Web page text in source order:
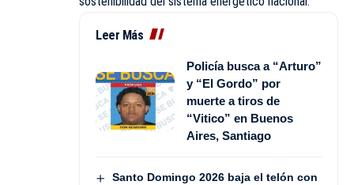
Leer Más
Policía busca a “Arturo”
y “El Gordo” por
muerte a tiros de
“Vitico” en Buenos
Aires, Santiago
Santo Domingo 2026 baja el telón con